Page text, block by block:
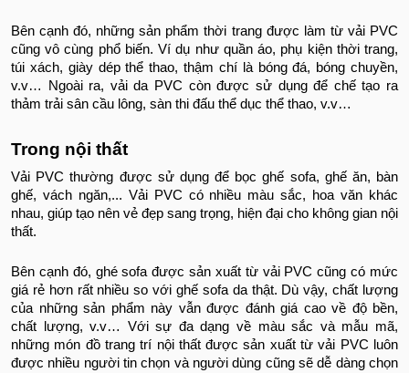
Bên cạnh đó, những sản phẩm thời trang được làm từ vải PVC
cũng vô cùng phổ biến. Ví dụ như quần áo, phụ kiện thời trang,
túi xách, giày dép thể thao, thậm chí là bóng đá, bóng chuyền,
v.v… Ngoài ra, vải da PVC còn được sử dụng để chế tạo ra
thảm trải sân cầu lông, sàn thi đấu thể dục thể thao, v.v…
Trong nội thất
Vải PVC thường được sử dụng để bọc ghế sofa, ghế ăn, bàn
ghế, vách ngăn,... Vải PVC có nhiều màu sắc, hoa văn khác
nhau, giúp tạo nên vẻ đẹp sang trọng, hiện đại cho không gian nội
thất.
Bên cạnh đó, ghé sofa được sản xuất từ vải PVC cũng có mức
giá rẻ hơn rất nhiều so với ghế sofa da thật. Dù vậy, chất lượng
của những sản phẩm này vẫn được đánh giá cao về độ bền,
chất lượng, v.v… Với sự đa dạng về màu sắc và mẫu mã,
những món đồ trang trí nội thất được sản xuất từ vải PVC luôn
được nhiều người tin chọn và người dùng cũng sẽ dễ dàng chọn